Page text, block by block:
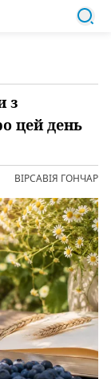
з
цей день
ВІРСАВІЯ ГОНЧАР